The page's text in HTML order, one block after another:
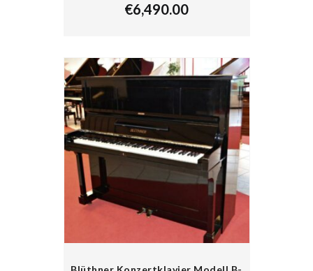
€6,490.00